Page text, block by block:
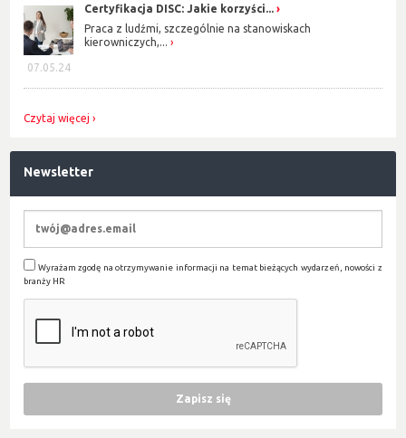
07.05.24
Certyfikacja DISC: Jakie korzyści...
Praca z ludźmi, szczególnie na stanowiskach
kierowniczych,...
Czytaj więcej
Newsletter
Wyrażam zgodę na otrzymywanie informacji na temat bieżących wydarzeń, nowości z
branży HR